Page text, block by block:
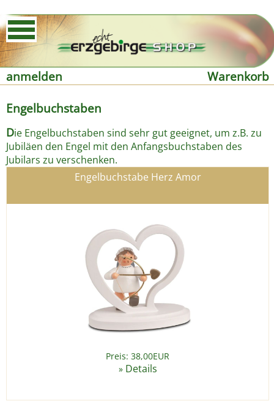
anmelden
Warenkorb
Engelbuchstaben
Die Engelbuchstaben sind sehr gut geeignet, um z.B. zu
Jubiläen den Engel mit den Anfangsbuchstaben des
Jubilars zu verschenken.
Engelbuchstabe Herz Amor
Preis: 38,00EUR
» Details